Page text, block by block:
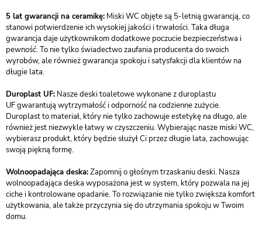
5 lat gwarancji na ceramikę: Miski WC objęte są 5-letnią gwarancją, co
stanowi potwierdzenie ich wysokiej jakości i trwałości. Taka długa
gwarancja daje użytkownikom dodatkowe poczucie bezpieczeństwa i
pewność. To nie tylko świadectwo zaufania producenta do swoich
wyrobów, ale również gwarancja spokoju i satysfakcji dla klientów na
długie lata.
Duroplast UF: Nasze deski toaletowe wykonane z duroplastu
UF gwarantują wytrzymałość i odporność na codzienne zużycie.
Duroplast to materiał, który nie tylko zachowuje estetykę na długo, ale
również jest niezwykle łatwy w czyszczeniu. Wybierając nasze miski WC,
wybierasz produkt, który będzie służył Ci przez długie lata, zachowując
swoją piękną formę.
Wolnoopadająca deska:Zapomnij o głośnym trzaskaniu deski. Nasza
wolnoopadająca deska wyposażona jest w system, który pozwala na jej
ciche i kontrolowane opadanie. To rozwiązanie nie tylko zwiększa komfort
użytkowania, ale także przyczynia się do utrzymania spokoju w Twoim
domu.